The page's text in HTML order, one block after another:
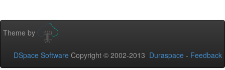
Theme by
DSpace Software Copyright © 2002-2013 Duraspace - Feedback